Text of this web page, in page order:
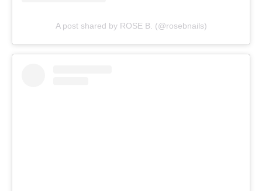
A post shared by ROSE B. (@rosebnails)